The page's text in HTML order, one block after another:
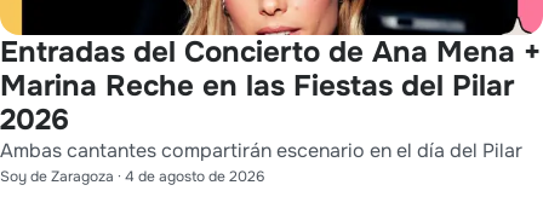
Entradas del Concierto de Ana Mena +
Marina Reche en las Fiestas del Pilar
2026
Ambas cantantes compartirán escenario en el día del Pilar
Soy de Zaragoza · 4 de agosto de 2026